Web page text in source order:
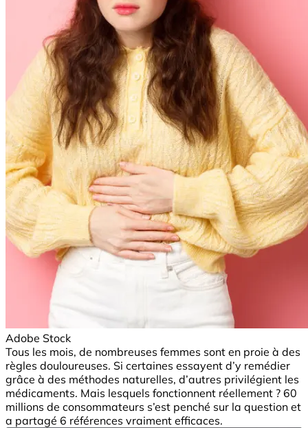
Adobe Stock
Tous les mois, de nombreuses femmes sont en proie à des
règles douloureuses. Si certaines essayent d’y remédier
grâce à des méthodes naturelles, d’autres privilégient les
médicaments. Mais lesquels fonctionnent réellement ? 60
millions de consommateurs s’est penché sur la question et
a partagé 6 références vraiment efficaces.